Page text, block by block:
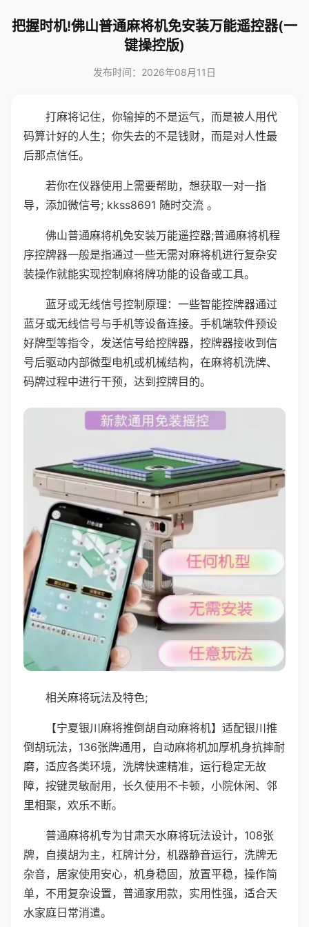
把握时机!佛山普通麻将机免安装万能遥控器(一
键操控版)
发布时间：2026年08月11日
打麻将记住，你输掉的不是运气，而是被人用代
码算计好的人生；你失去的不是钱财，而是对人性最
后那点信任。
若你在仪器使用上需要帮助，想获取一对一指
导，添加微信号; kkss8691 随时交流 。
佛山普通麻将机免安装万能遥控器;普通麻将机程
序控牌器一般是指通过一些无需对麻将机进行复杂安
装操作就能实现控制麻将牌功能的设备或工具。
蓝牙或无线信号控制原理：一些智能控牌器通过
蓝牙或无线信号与手机等设备连接。手机端软件预设
好牌型等指令，发送信号给控牌器，控牌器接收到信
号后驱动内部微型电机或机械结构，在麻将机洗牌、
码牌过程中进行干预，达到控牌目的。
相关麻将玩法及特色;
【宁夏银川麻将推倒胡自动麻将机】适配银川推
倒胡玩法，136张牌通用，自动麻将机加厚机身抗摔耐
磨，适应各类环境，洗牌快速精准，运行稳定无故
障，按键灵敏耐用，长久使用不卡顿，小院休闲、邻
里相聚，欢乐不断。
普通麻将机专为甘肃天水麻将玩法设计，108张
牌，自摸胡为主，杠牌计分，机器静音运行，洗牌无
杂音，居家使用安心，机身稳固，放置平稳，操作简
单，不用复杂设置，普通家用款，实用性强，适合天
水家庭日常消遣。